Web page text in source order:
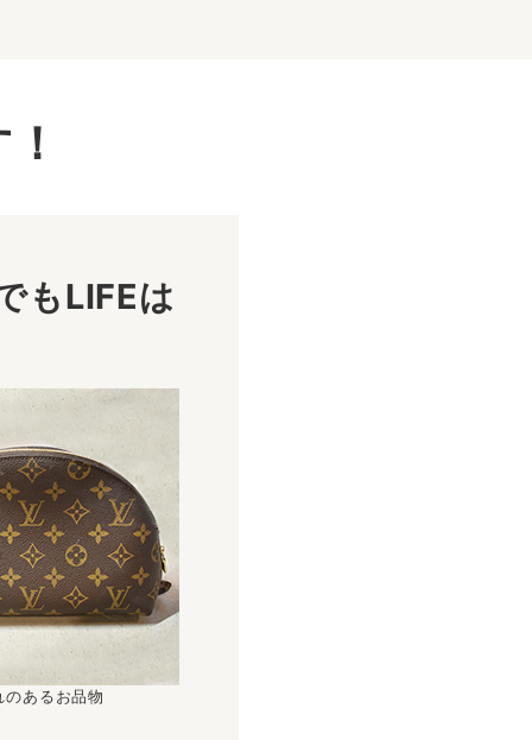
もLIFEは
のあるお品物